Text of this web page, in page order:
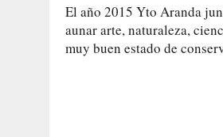
El año 2015 Yto Aranda
aunar arte, naturaleza,
muy buen estado de